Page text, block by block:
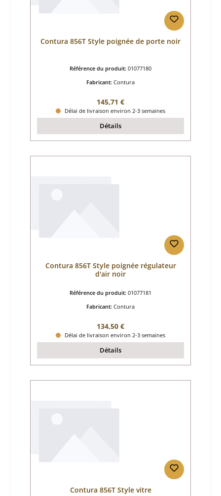
Contura 856T Style poignée de porte noir
Référence du produit: 01077180
Fabricant: Contura
Prix régulier :
145,71 €
Délai de livraison environ 2-3 semaines
Détails
Contura 856T Style poignée régulateur
d'air noir
Référence du produit: 01077181
Fabricant: Contura
Prix régulier :
134,50 €
Délai de livraison environ 2-3 semaines
Détails
Contura 856T Style vitre